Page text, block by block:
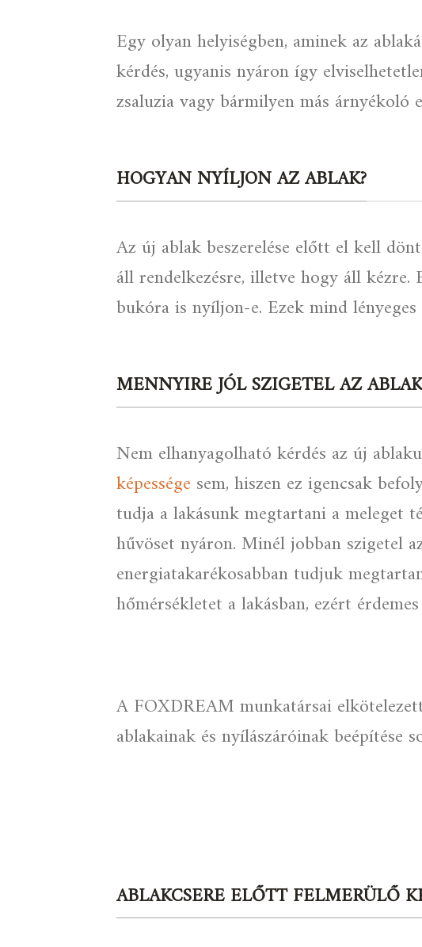
Egy olyan helyiségben, aminek az
kérdés, ugyanis nyáron így
zsaluzia vagy bármilyen más
HOGYAN NYÍLJON AZ ABLAK?
Az új ablak beszerelése előtt el kell
áll rendelkezésre, illetve hogy áll
bukóra is nyíljon-e. Ezek mind
MENNYIRE JÓL SZIGETEL AZ
Nem elhanyagolható kérdés az új
képessége sem, hiszen ez igencsak
tudja a lakásunk megtartani a meleget
hűvöset nyáron. Minél jobban szigetel
energiatakarékosabban tudjuk
hőmérsékletet a lakásban, ezért
A FOXDREAM munkatársai
ablakainak és nyílászáróinak beépítése
ABLAKCSERE ELŐTT FELMERÜLŐ